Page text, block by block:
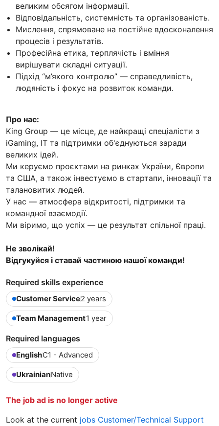
великим обсягом інформації.
Відповідальність, системність та організованість.
Мислення, спрямоване на постійне вдосконалення
процесів і результатів.
Професійна етика, терплячість і вміння
вирішувати складні ситуації.
Підхід “м’якого контролю” — справедливість,
людяність і фокус на розвиток команди.
Про нас:
King Group — це місце, де найкращі спеціалісти з
iGaming, IT та підтримки об'єднуються заради
великих ідей.
Ми керуємо проєктами на ринках України, Європи
та США, а також інвестуємо в стартапи, інновації та
талановитих людей.
У нас — атмосфера відкритості, підтримки та
командної взаємодії.
Ми віримо, що успіх — це результат спільної праці.
Не зволікай!
Відгукуйся і ставай частиною нашої команди!
Required skills experience
Customer Service2 years
Team Management1 year
Required languages
EnglishC1 - Advanced
UkrainianNative
The job ad is no longer active
Look at the current jobs Customer/Technical Support